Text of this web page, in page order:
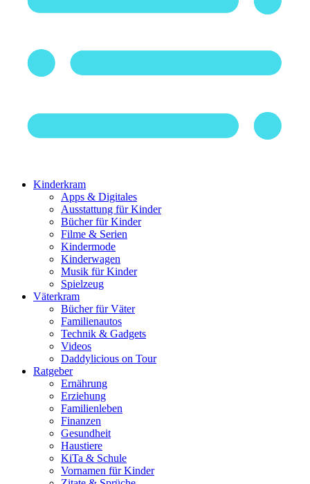
Kinderkram
Apps & Digitales
Ausstattung für Kinder
Bücher für Kinder
Filme & Serien
Kindermode
Kinderwagen
Musik für Kinder
Spielzeug
Väterkram
Bücher für Väter
Familienautos
Technik & Gadgets
Videos
Daddylicious on Tour
Ratgeber
Ernährung
Erziehung
Familienleben
Finanzen
Gesundheit
Haustiere
KiTa & Schule
Vornamen für Kinder